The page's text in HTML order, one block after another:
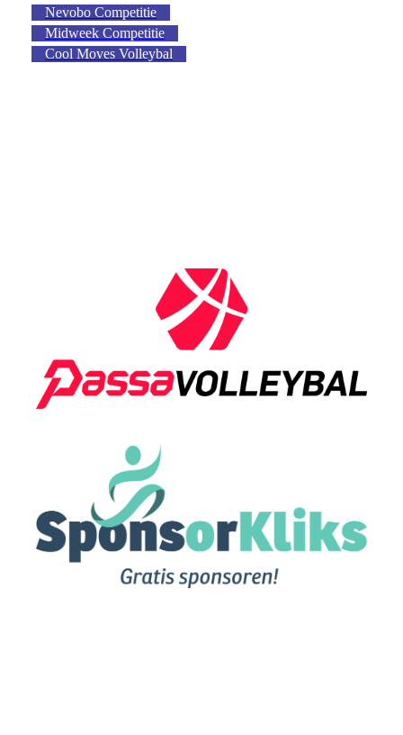
Nevobo Competitie
Midweek Competitie
Cool Moves Volleybal